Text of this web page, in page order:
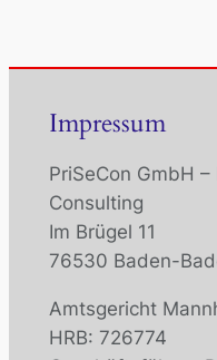
Impressum
PriSeCon GmbH
Consulting
Im Brügel 11
76530 Baden-
Amtsgericht
HRB: 726774